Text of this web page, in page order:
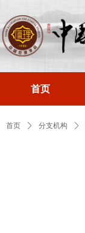
首页
首页 ꄲ 分支机构 ꄲ